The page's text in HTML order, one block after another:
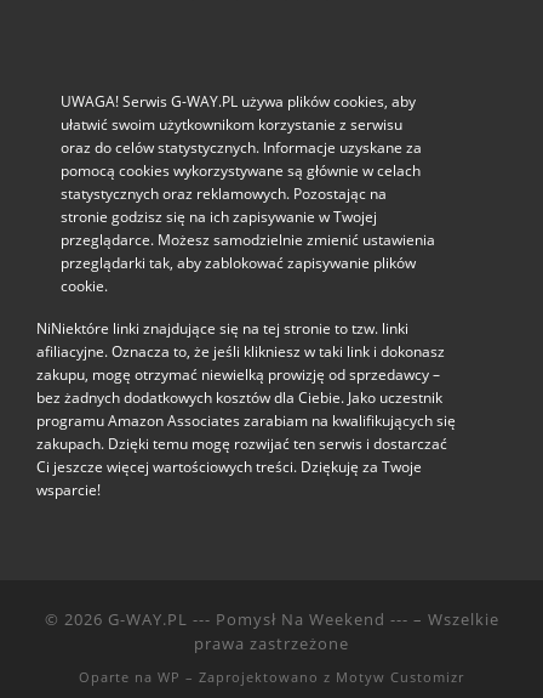
UWAGA! Serwis G-WAY.PL używa plików cookies, aby
ułatwić swoim użytkownikom korzystanie z serwisu
oraz do celów statystycznych. Informacje uzyskane za
pomocą cookies wykorzystywane są głównie w celach
statystycznych oraz reklamowych. Pozostając na
stronie godzisz się na ich zapisywanie w Twojej
przeglądarce. Możesz samodzielnie zmienić ustawienia
przeglądarki tak, aby zablokować zapisywanie plików
cookie.
NiNiektóre linki znajdujące się na tej stronie to tzw. linki
afiliacyjne. Oznacza to, że jeśli klikniesz w taki link i dokonasz
zakupu, mogę otrzymać niewielką prowizję od sprzedawcy –
bez żadnych dodatkowych kosztów dla Ciebie. Jako uczestnik
programu Amazon Associates zarabiam na kwalifikujących się
zakupach. Dzięki temu mogę rozwijać ten serwis i dostarczać
Ci jeszcze więcej wartościowych treści. Dziękuję za Twoje
wsparcie!
© 2026 G-WAY.PL --- Pomysł Na Weekend --- – Wszelkie
prawa zastrzeżone
Oparte na WP – Zaprojektowano z Motyw Customizr